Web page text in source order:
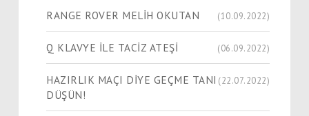
RANGE ROVER MELİH OKUTAN (10.09.2022)
Q KLAVYE İLE TACİZ ATEŞİ (06.09.2022)
HAZIRLIK MAÇI DİYE GEÇME TANI
DÜŞÜN!
(22.07.2022)